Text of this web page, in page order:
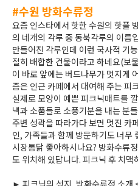
#수원 방화수류정
요즘 인스타에서 핫한 수원의 핫플
의 네개의 각루 중 동북각루의 이름
만들어진 각루인데 이런 국사적 기
절히 배합한 건물이라고 하네요(보
이 바로 앞에는 버드나무가 멋지게
즘은 인근 카페에서 대여해 주는 피
실제로 모양이 예쁜 피크닉매트를
낵과 소품들로 소풍기분을 내는 분
주변 성곽을 따라가다 보면 멋진 카
인, 가족들과 함께 방문하기도 너무
시장통닭 좋아하시나요? 방화수류
도 위치해 있답니다. 피크닉 후 치
► 피크닉의 성지, 방화수류정 소개